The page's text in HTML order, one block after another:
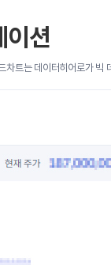
이션
차트는 데이터히어로가 빅